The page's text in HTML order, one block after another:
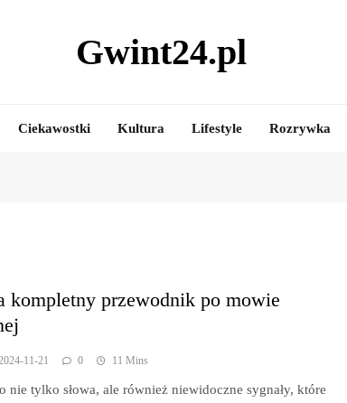
Gwint24.pl
Ciekawostki Kultura Lifestyle Rozrywka
kompletny przewodnik po mowie
11-21 0 11 Mins
nie tylko słowa, ale również niewidoczne sygnały, które